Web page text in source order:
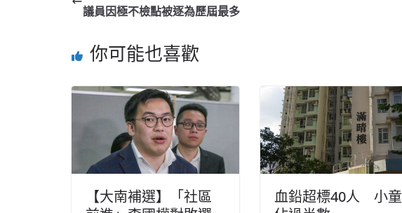
議員因極不檢點被逐為歷屆最多
你可能也喜歡
【大南補選】「社區
血鉛超標40人 小童